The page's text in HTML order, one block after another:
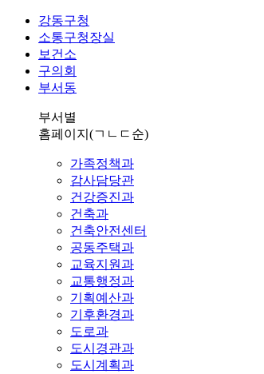
강동구청
소통구청장실
보건소
구의회
부서동
부서별
홈페이지 (ㄱㄴㄷ순)
가족정책과
감사담당관
건강증진과
건축과
건축안전센터
공동주택과
교육지원과
교통행정과
기획예산과
기후환경과
도로과
도시경관과
도시계획과